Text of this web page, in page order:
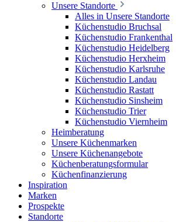
Unsere Standorte
Alles in Unsere Standorte
Küchenstudio Bruchsal
Küchenstudio Frankenthal
Küchenstudio Heidelberg
Küchenstudio Herxheim
Küchenstudio Karlsruhe
Küchenstudio Landau
Küchenstudio Rastatt
Küchenstudio Sinsheim
Küchenstudio Trier
Küchenstudio Viernheim
Heimberatung
Unsere Küchenmarken
Unsere Küchenangebote
Küchenberatungsformular
Küchenfinanzierung
Inspiration
Marken
Prospekte
Standorte